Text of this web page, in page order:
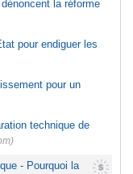
la réforme
pour endiguer les
pour un
technique de
- Pourquoi la